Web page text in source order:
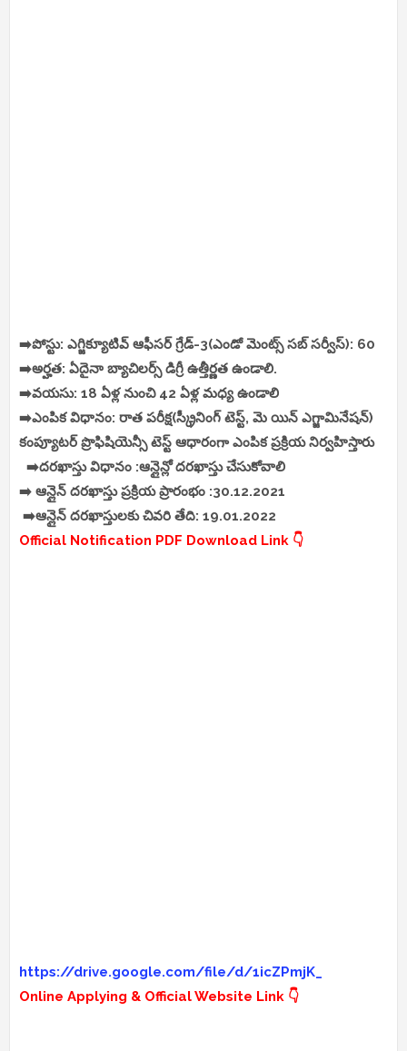
➡️పోస్టు: ఎగ్జిక్యూటివ్ ఆఫీసర్ గ్రేడ్-3(ఎండో మెంట్స్ సబ్ సర్వీస్): 60
➡️అర్హత: ఏదైనా బ్యాచిలర్స్ డిగ్రీ ఉత్తీర్ణత ఉండాలి.
➡️వయసు: 18 ఏళ్ల నుంచి 42 ఏళ్ల మధ్య ఉండాలి
➡️ఎంపిక విధానం: రాత పరీక్ష(స్క్రీనింగ్ టెస్ట్, మె యిన్ ఎగ్జామినేషన్)
కంప్యూటర్ ప్రొఫిషియెన్సీ టెస్ట్ ఆధారంగా ఎంపిక ప్రక్రియ నిర్వహిస్తారు
➡️దరఖాస్తు విధానం :ఆన్లైన్లో దరఖాస్తు చేసుకోవాలి
➡️ ఆన్లైన్ దరఖాస్తు ప్రక్రియ ప్రారంభం :30.12.2021
➡️ఆన్లైన్ దరఖాస్తులకు చివరి తేది: 19.01.2022
Official Notification PDF Download Link 👇
https://drive.google.com/file/d/1icZPmjK_
Online Applying & Official Website Link 👇